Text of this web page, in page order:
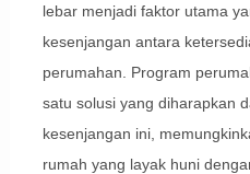
lebar menjadi faktor utama
kesenjangan antara
perumahan. Program
satu solusi yang diharapkan
kesenjangan ini,
rumah yang layak huni